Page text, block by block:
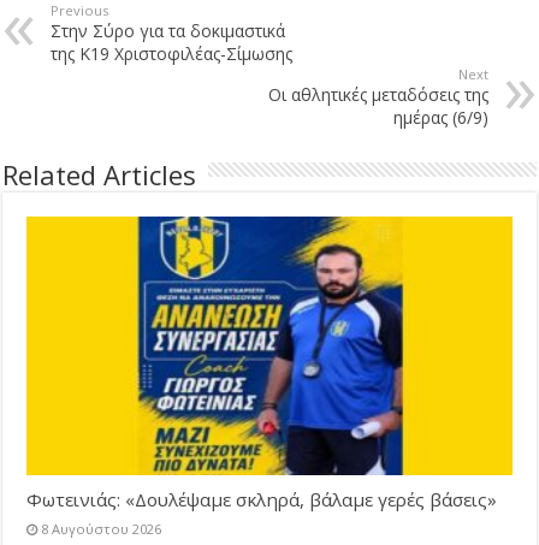
Previous
Στην Σύρο για τα δοκιμαστικά
της Κ19 Χριστοφιλέας-Σίμωσης
Next
Οι αθλητικές μεταδόσεις της
ημέρας (6/9)
Related Articles
Φωτεινιάς: «Δουλέψαμε σκληρά, βάλαμε γερές βάσεις»
8 Αυγούστου 2026